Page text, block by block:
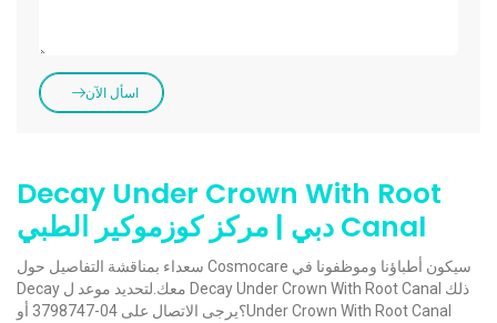
اسأل الآن
Decay Under Crown With Root
Canal دبي | مركز كوزموكير الطبي
سيكون أطباؤنا وموظفونا في Cosmocare سعداء بمناقشة التفاصيل حول
ذلك Decay Under Crown With Root Canal معك.لتحديد موعد ل Decay
Under Crown With Root Canal؟يرجى الاتصال على 04-3798747 أو